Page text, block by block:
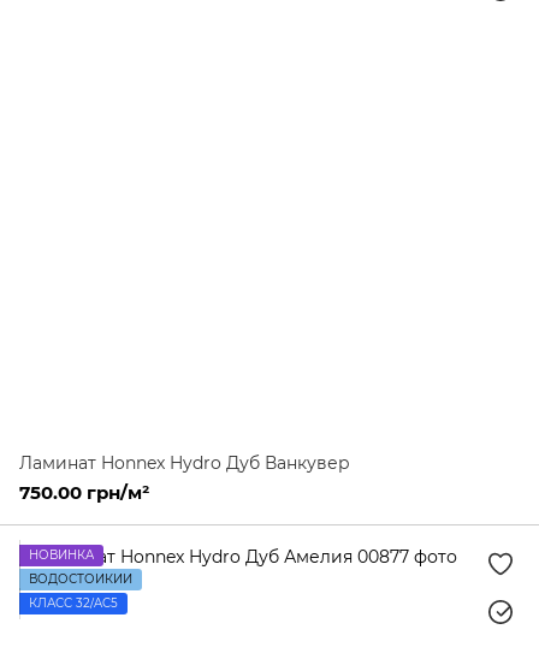
Ламинат Honnex Hydro Дуб Ванкувер
750.00 грн/м²
НОВИНКА
ВОДОСТОЙКИЙ
КЛАСС 32/AC5